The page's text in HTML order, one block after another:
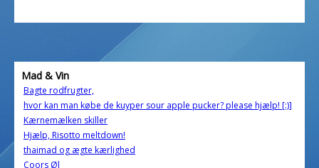
Mad & Vin
Bagte rodfrugter,
hvor kan man købe de kuyper sour apple pucker? please hjælp! [:)]
Kærnemælken skiller
Hjælp, Risotto meltdown!
thaimad og ægte kærlighed
Coors Øl